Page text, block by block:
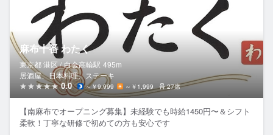
麻布十番 わたく
東京都 港区 / 白金高輪駅 495m
居酒屋、日本料理、ステーキ
0.0 ～￥9,999 ～￥1,999 27席
【南麻布でオープニング募集】未経験でも時給1450円〜＆シフト
柔軟！丁寧な研修で初めての方も安心です